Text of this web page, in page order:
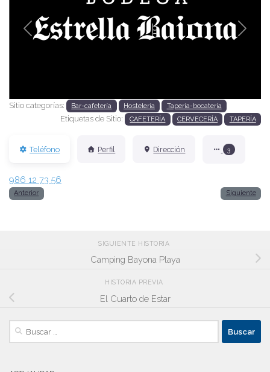
Anterior
Sitio categorías: Bar-cafetería Hostelería Tapería-bocatería
Etiquetas de Sitio: CAFETERÍA CERVECERÍA TAPERÍA
Teléfono Perfil Dirección 3
986 12 73 56
Anterior Siguiente
SIGUIENTE HISTORIA
Camping Bayona Playa
HISTORIA PREVIA
El Cuarto de Estar
Buscar: